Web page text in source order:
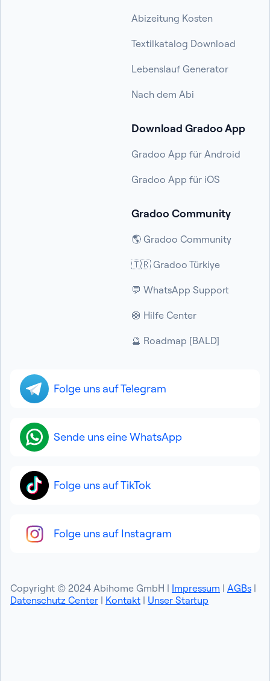
Download Gradoo App
Gradoo App für Android
Gradoo App für iOS
Abizeitung Kosten
Textilkatalog Download
Lebenslauf Generator
Nach dem Abi
Gradoo Community
🌎 Gradoo Community
🇹🇷 Gradoo Türkiye
💬 WhatsApp Support
🛟 Hilfe Center
🔮 Roadmap [BALD]
Folge uns auf Telegram
Sende uns eine WhatsApp
Folge uns auf TikTok
Folge uns auf Instagram
Copyright © 2024 Abihome GmbH | Impressum | AGBs |
Datenschutz Center | Kontakt | Unser Startup